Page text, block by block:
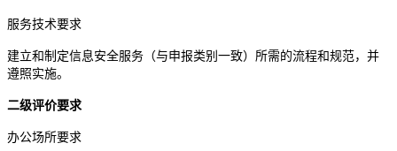
服务技术要求
建立和制定信息安全服务（与申报类别一致）所需的流程和规范，并
遵照实施。
二级评价要求
办公场所要求